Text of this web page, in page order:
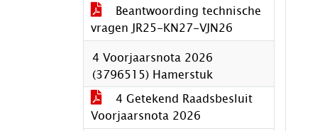
Beantwoording technische
vragen JR25-KN27-VJN26
4 Voorjaarsnota 2026
(3796515) Hamerstuk
4 Getekend Raadsbesluit
Voorjaarsnota 2026